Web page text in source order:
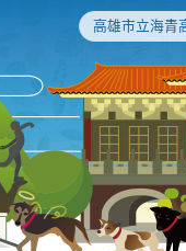
高雄市立海青